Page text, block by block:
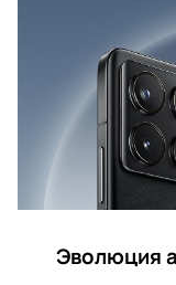
Эволюция